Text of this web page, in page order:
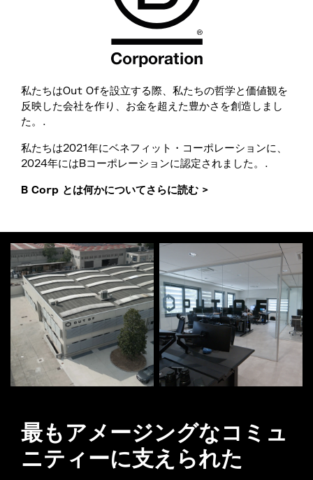
私たちはOut Ofを設立する際、私たちの哲学と価値観を
反映した会社を作り、お金を超えた豊かさを創造しまし
た。.
私たちは2021年にベネフィット・コーポレーションに、
2024年にはBコーポレーションに認定されました。.
B Corp とは何かについてさらに読む >
最もアメージングなコミュ
ニティーに支えられた